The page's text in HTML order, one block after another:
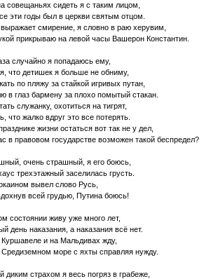
совещаньях сидеть я с таким лицом,
эти годы был в церкви святым отцом.
смирение, я словно в раю херувим,
прикрываю на левой часы Вашерон Константин.
случайно я попадаюсь ему,
что детишек я больше не обниму,
по пляжу за стайкой игривых путан,
в глаз бармену за плохо помытый стакан.
служанку, охотиться на тигрят,
что жалко вдруг это все потерять.
жизни остаться вот так не у дел,
в правовом государстве возможен такой беспредел?
очень страшный, я его боюсь,
трехэтажный заселилась грусть.
вывел слово Русь,
всей грудью, Путина боюсь!
состоянии живу уже много лет,
день наказания, а наказания всё нет.
и на Мальдивах жду,
море с яхты справляя нужду.
диким страхом я весь погряз в грабеже,